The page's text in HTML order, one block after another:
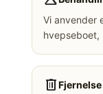
Vi anvender
hvepseboet,
delete